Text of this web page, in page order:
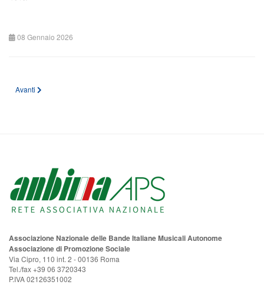
08 Gennaio 2026
Articolo successivo: Accordo ANBIMA - MERULA 2026 per affitto e acquisto
Avanti
Associazione Nazionale delle Bande Italiane Musicali Autonome
Associazione di Promozione Sociale
Via Cipro, 110 int. 2 - 00136 Roma
Tel./fax +39 06 3720343
P.IVA 02126351002